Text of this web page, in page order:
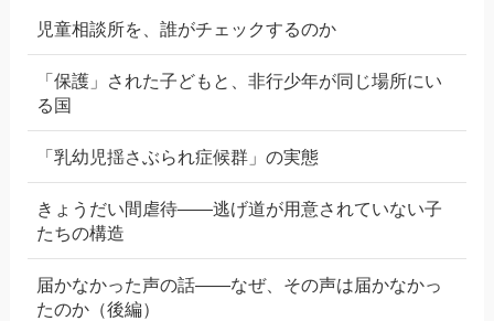
児童相談所を、誰がチェックするのか
「保護」された子どもと、非行少年が同じ場所にい
る国
「乳幼児揺さぶられ症候群」の実態
きょうだい間虐待——逃げ道が用意されていない子
たちの構造
届かなかった声の話——なぜ、その声は届かなかっ
たのか（後編）